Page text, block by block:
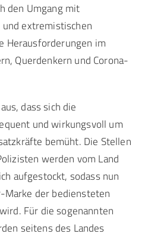
den Umgang mit
extremistischen
Herausforderungen im
Querdenkern und Corona-
dass sich die
und wirkungsvoll um
bemüht. Die Stellen
werden vom Land
aufgestockt, sodass nun
der bediensteten
Für die sogenannten
seitens des Landes